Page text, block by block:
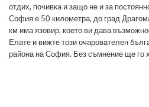
отдих, почивка и защо не и за
София е 50 километра, до град
км има язовир, което ви дава
Елате и вижте този очарователен
района на София. Без съмнение ще го